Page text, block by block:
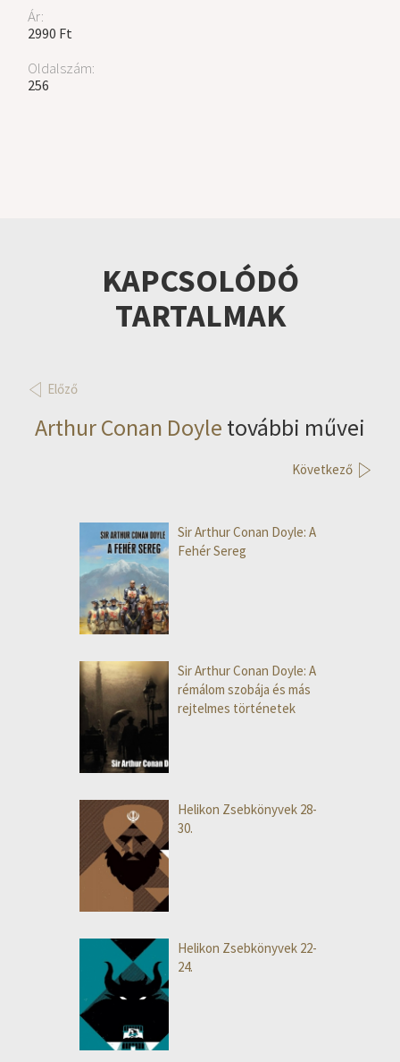
Ár:
2990 Ft
Oldalszám:
256
KAPCSOLÓDÓ
TARTALMAK
Előző
Arthur Conan Doyle további művei
Következő
Sir Arthur Conan Doyle: A
Fehér Sereg
Sir Arthur Conan Doyle: A
rémálom szobája és más
rejtelmes történetek
Helikon Zsebkönyvek 28-
30.
Helikon Zsebkönyvek 22-
24.